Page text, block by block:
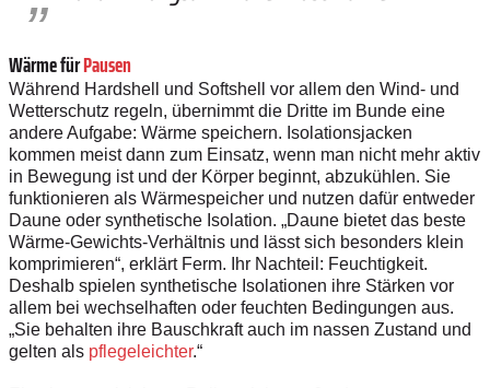
Wärme fürPausen
Während Hardshell und Softshell vor allem den Wind- und
Wetterschutz regeln, übernimmt die Dritte im Bunde eine
andere Aufgabe: Wärme speichern. Isolationsjacken
kommen meist dann zum Einsatz, wenn man nicht mehr aktiv
in Bewegung ist und der Körper beginnt, abzukühlen. Sie
funktionieren als Wärmespeicher und nutzen dafür entweder
Daune oder synthetische Isolation. „Daune bietet das beste
Wärme-Gewichts-Verhältnis und lässt sich besonders klein
komprimieren“, erklärt Ferm. Ihr Nachteil: Feuchtigkeit.
Deshalb spielen synthetische Isolationen ihre Stärken vor
allem bei wechselhaften oder feuchten Bedingungen aus.
„Sie behalten ihre Bauschkraft auch im nassen Zustand und
gelten als pflegeleichter.“